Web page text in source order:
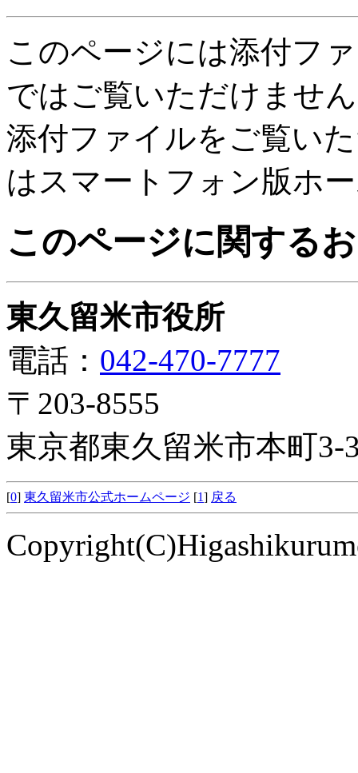
このページには添付フ
ではご覧いただけませ
添付ファイルをご覧い
はスマートフォン版ホ
このページに関する
東久留米市役所
電話： 042-470-7777
〒203-8555
東京都東久留米市本町3-
[0] 東久留米市公式ホームページ [1] 戻る